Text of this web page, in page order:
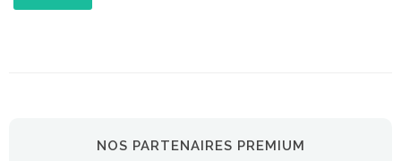
NOS PARTENAIRES PREMIUM